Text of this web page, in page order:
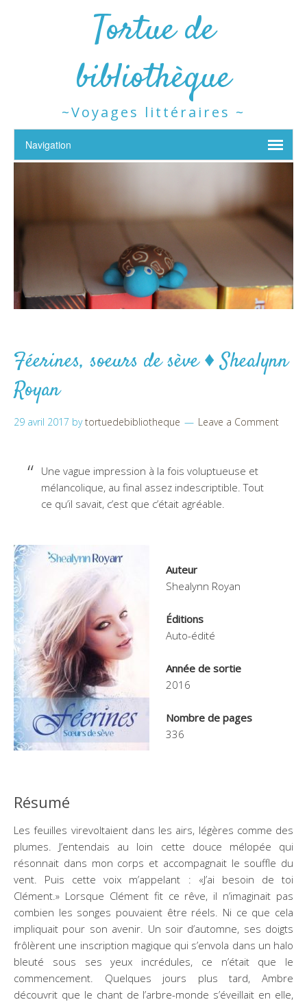
Tortue de
bibliothèque
~Voyages littéraires ~
Féerines, soeurs de sève ♦ Shealynn
Royan
29 avril 2017 bytortuedebibliotheque Leave a Comment
Une vague impression à la fois voluptueuse et
mélancolique, au final assez indescriptible. Tout
ce qu’il savait, c’est que c’était agréable.
Auteur
Shealynn Royan
Éditions
Auto-édité
Année de sortie
2016
Nombre de pages
336
Résumé
Les feuilles virevoltaient dans les airs, légères comme des
plumes. J’entendais au loin cette douce mélopée qui
résonnait dans mon corps et accompagnait le souffle du
vent. Puis cette voix m’appelant : «J’ai besoin de toi
Clément.» Lorsque Clément fit ce rêve, il n’imaginait pas
combien les songes pouvaient être réels. Ni ce que cela
impliquait pour son avenir. Un soir d’automne, ses doigts
frôlèrent une inscription magique qui s’envola dans un halo
bleuté sous ses yeux incrédules, ce n’était que le
commencement. Quelques jours plus tard, Ambre
découvrit que le chant de l’arbre-monde s’éveillait en elle,